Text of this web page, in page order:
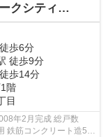
豊洲 タワーA棟
歩6分
徒歩9分
歩14分
階
目
鉄筋コンクリート造53